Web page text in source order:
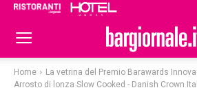
Home La vetrina del Premio Barawards
Arrosto di lonza Slow Cooked - Danish Crown